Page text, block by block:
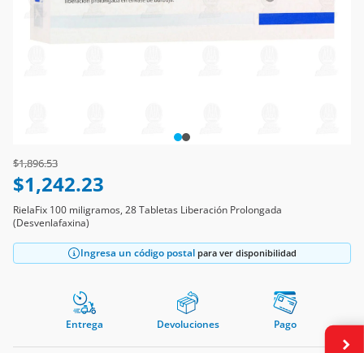
Price reduced from
$1,896.53to
$1,242.23
RielaFix 100 miligramos, 28 Tabletas Liberación Prolongada
(Desvenlafaxina)
Ingresa un código postal para ver disponibilidad
Entrega Devoluciones Pago